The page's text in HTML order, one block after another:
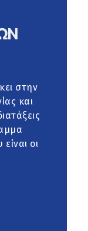
στην
και
οι